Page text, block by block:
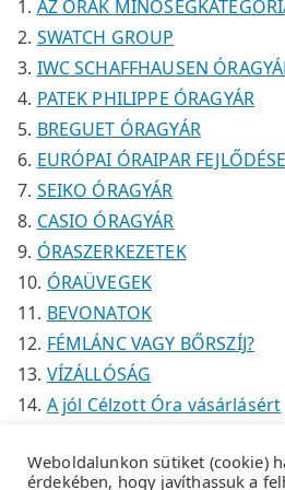
AZ ÓRÁK
SWATCH GROUP
IWC SCHAFFHAUSEN
PATEK PHILIPPE ÓRAGYÁR
BREGUET ÓRAGYÁR
EURÓPAI ÓRAIPAR FEJLŐDÉSE
SEIKO ÓRAGYÁR
CASIO ÓRAGYÁR
ÓRASZERKEZETEK
ÓRAÜVEGEK
BEVONATOK
FÉMLÁNC VAGY BŐRSZÍJ?
VÍZÁLLÓSÁG
A jól Célzott Óra vásárlásért
Weboldalunkon sütiket (cookie)
érdekében, hogy javíthassuk a